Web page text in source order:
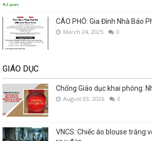
CÁO PHÓ: Gia Đình Nhà Báo
March 24, 2025 0
GIÁO DỤC
Chống Giáo dục khai phóng:
August 03, 2026 0
VNCS: Chiếc áo blouse trắng